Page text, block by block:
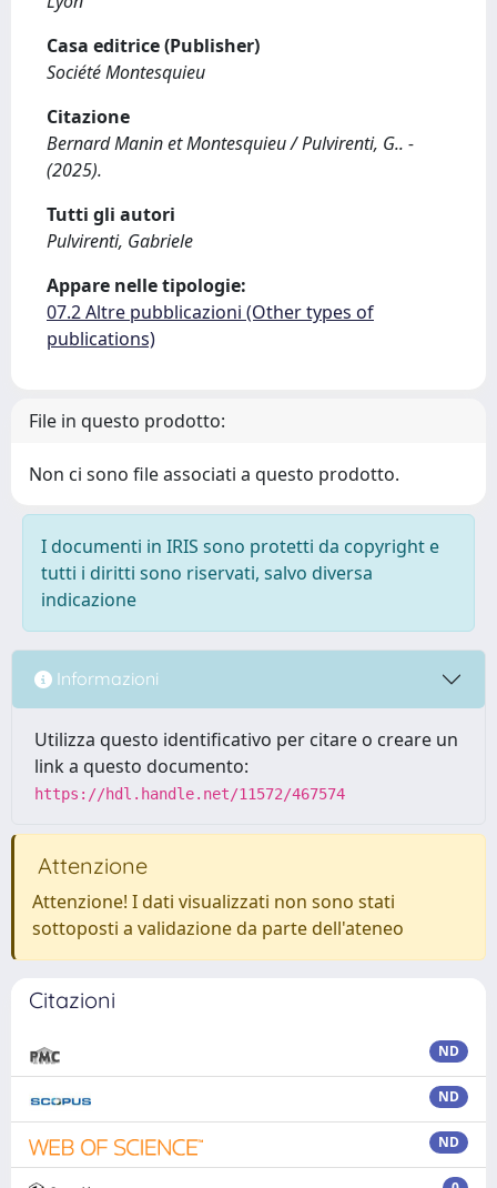
Casa editrice (Publisher)
Société Montesquieu
Citazione
Bernard Manin et Montesquieu / Pulvirenti, G.. -
(2025).
Tutti gli autori
Pulvirenti, Gabriele
Appare nelle tipologie:
07.2 Altre pubblicazioni (Other types of
publications)
File in questo prodotto:
Non ci sono file associati a questo prodotto.
I documenti in IRIS sono protetti da copyright e
tutti i diritti sono riservati, salvo diversa
indicazione
Informazioni
Utilizza questo identificativo per citare o creare un
link a questo documento:
https://hdl.handle.net/11572/467574
Attenzione
Attenzione! I dati visualizzati non sono stati
sottoposti a validazione da parte dell'ateneo
Citazioni
ND
ND
ND